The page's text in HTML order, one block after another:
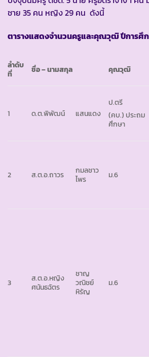
ชาย 35 คน หญิง 29 คน ดังนี้
ตารางแสดงจำนวนครูและคุณวุฒิ ปีการศึ
ลำดับ
ที่
ชื่อ – นามสกุล คุณวุฒิ
1 ด.ต.พิพัฒน์ แสนแดง
ป.ตรี
(คบ.) ประถม
ศึกษา
2 ส.ต.อ.ถาวร
กมลชาว
ไพร
ม.6
3
ส.ต.อ.หญิง
ศนันธฉัตร
ชาญ
วณิชย์
หิรัญ
ม.6